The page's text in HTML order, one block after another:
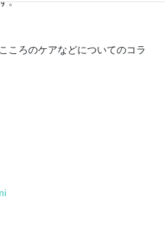
ころのケアなどについてのコラ